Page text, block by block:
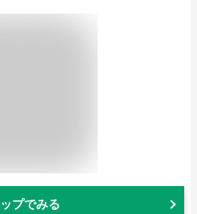
プでみる